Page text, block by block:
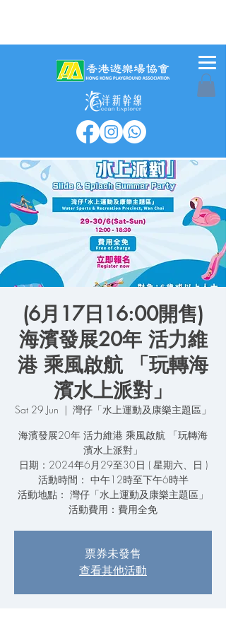
(6月17日16:00開售)
海濱發展20年 活力維
港 乘風啟航 「玩轉海
濱水上派對」
Sat 29 Jun
  |
灣仔「水上運動及康樂主題區」
海濱發展20年 活力維港 乘風啟航 「玩轉海
濱水上派對」
日期：2024年6月29至30日 ( 星期六、日 )
活動時間： 中午12時至下午6時半
活動地點： 灣仔「水上運動及康樂主題區」
票券未發售
查看其他活動